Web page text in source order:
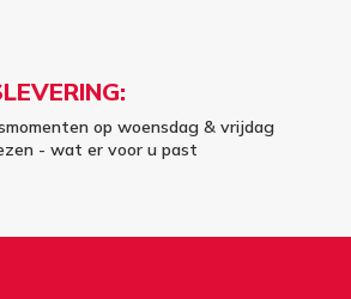
op woensdag & vrijdag
- wat er voor u past